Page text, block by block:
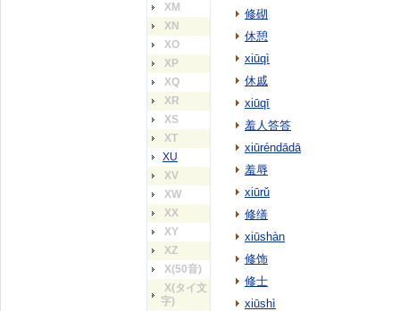
XM
XN
XO
XP
XQ
XR
XS
XT
XU
XV
XW
XX
XY
XZ
X(50音)
X(タイ文
字)
修砌
休憩
xiūqì
休戚
xiūqī
羞人答答
xiūréndādā
羞辱
xiūrǔ
修缮
xiūshàn
修饰
修士
xiūshì